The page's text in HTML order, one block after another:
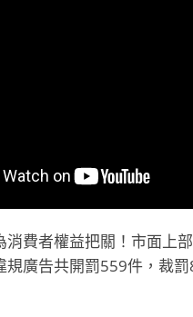
消費者權益把關！市面上
規廣告共開罰559件，裁